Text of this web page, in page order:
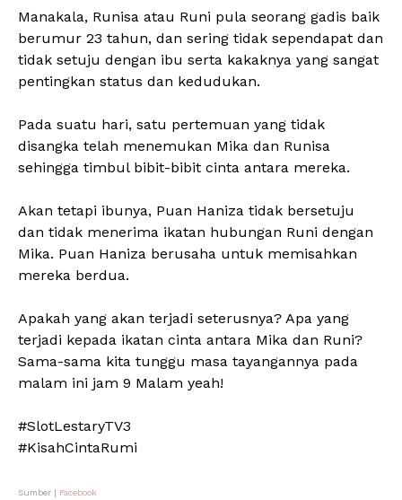
Manakala, Runisa atau Runi pula seorang gadis baik
berumur 23 tahun, dan sering tidak sependapat dan
tidak setuju dengan ibu serta kakaknya yang sangat
pentingkan status dan kedudukan.
Pada suatu hari, satu pertemuan yang tidak
disangka telah menemukan Mika dan Runisa
sehingga timbul bibit-bibit cinta antara mereka.
Akan tetapi ibunya, Puan Haniza tidak bersetuju
dan tidak menerima ikatan hubungan Runi dengan
Mika. Puan Haniza berusaha untuk memisahkan
mereka berdua.
Apakah yang akan terjadi seterusnya? Apa yang
terjadi kepada ikatan cinta antara Mika dan Runi?
Sama-sama kita tunggu masa tayangannya pada
malam ini jam 9 Malam yeah!
#SlotLestaryTV3
#KisahCintaRumi
Sumber | Facebook